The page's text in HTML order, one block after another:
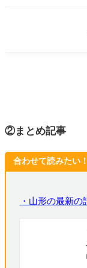
②まとめ記事
合わせて読みたい！
・山形の最新